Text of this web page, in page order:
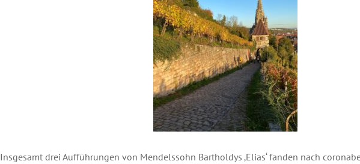
Insgesamt drei Aufführungen von Mendelssohn Bartholdys ‚Elias‘ fanden nach